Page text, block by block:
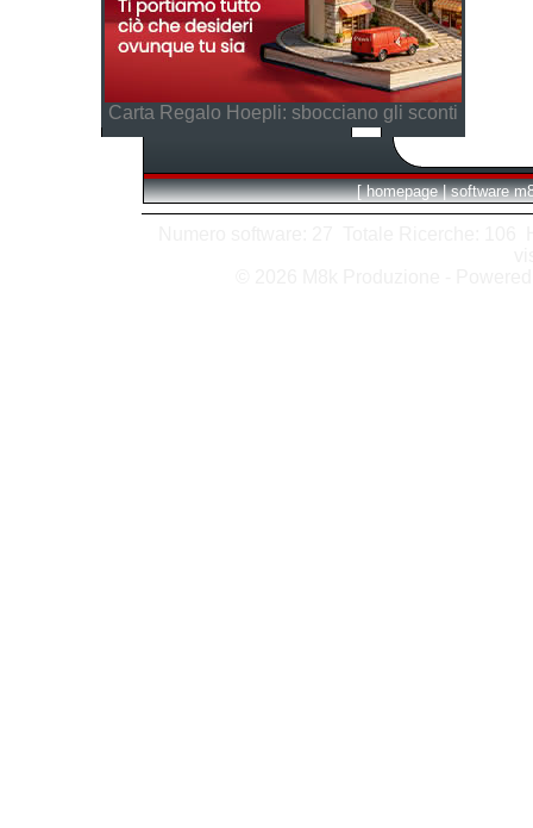
Carta Regalo Hoepli: sbocciano gli sconti
[ homepage | software